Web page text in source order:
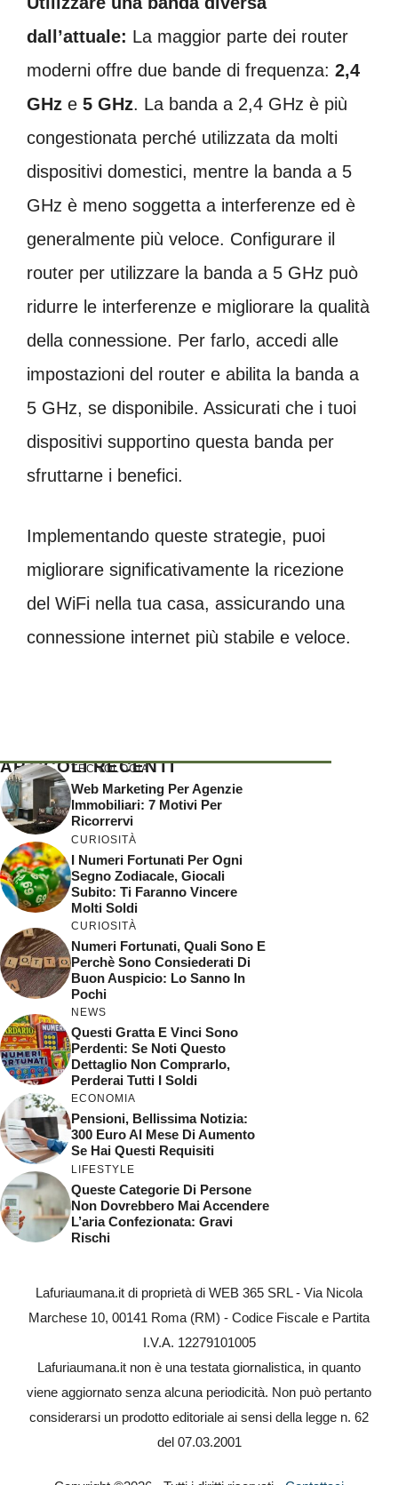
dall’attuale: La maggior parte dei router
moderni offre due bande di frequenza: 2,4
GHz e 5 GHz. La banda a 2,4 GHz è più
congestionata perché utilizzata da molti
dispositivi domestici, mentre la banda a 5
GHz è meno soggetta a interferenze ed è
generalmente più veloce. Configurare il
router per utilizzare la banda a 5 GHz può
ridurre le interferenze e migliorare la qualità
della connessione. Per farlo, accedi alle
impostazioni del router e abilita la banda a
5 GHz, se disponibile. Assicurati che i tuoi
dispositivi supportino questa banda per
sfruttarne i benefici.
Implementando queste strategie, puoi
migliorare significativamente la ricezione
del WiFi nella tua casa, assicurando una
connessione internet più stabile e veloce.
ARTICOLI RECENTI
TECNOLOGIA
Web Marketing Per Agenzie
Immobiliari: 7 Motivi Per
Ricorrervi
CURIOSITÀ
I Numeri Fortunati Per Ogni
Segno Zodiacale, Giocali
Subito: Ti Faranno Vincere
Molti Soldi
CURIOSITÀ
Numeri Fortunati, Quali Sono E
Perchè Sono Consiederati Di
Buon Auspicio: Lo Sanno In
Pochi
NEWS
Questi Gratta E Vinci Sono
Perdenti: Se Noti Questo
Dettaglio Non Comprarlo,
Perderai Tutti I Soldi
ECONOMIA
Pensioni, Bellissima Notizia:
300 Euro Al Mese Di Aumento
Se Hai Questi Requisiti
LIFESTYLE
Queste Categorie Di Persone
Non Dovrebbero Mai Accendere
L’aria Confezionata: Gravi
Rischi
Lafuriaumana.it di proprietà di WEB 365 SRL - Via Nicola
Marchese 10, 00141 Roma (RM) - Codice Fiscale e Partita
I.V.A. 12279101005
Lafuriaumana.it non è una testata giornalistica, in quanto
viene aggiornato senza alcuna periodicità. Non può pertanto
considerarsi un prodotto editoriale ai sensi della legge n. 62
del 07.03.2001